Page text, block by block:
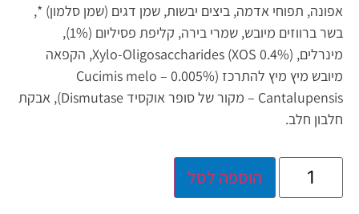
אפונה, תפוחי אדמה, ביצים יבשות, שמן דגים (שמן סלמון) *,
בשר ברווזים מיובש, שמרי בירה, קליפת פסיליום (1%),
מינרלים, Xylo-Oligosaccharides (XOS 0.4%), הקפאה
מיובש מיץ מיץ להתרכז (0.005% – Cucimis melo
Cantalupensis – מקור של סופר אוקסיד Dismutase), אבקת
חלבון חלב.
הוספה לסל